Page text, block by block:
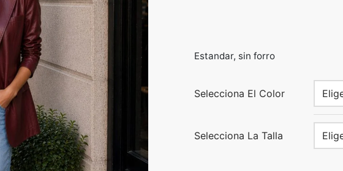
Estandar, sin forro
Selecciona El Color
Selecciona La Talla